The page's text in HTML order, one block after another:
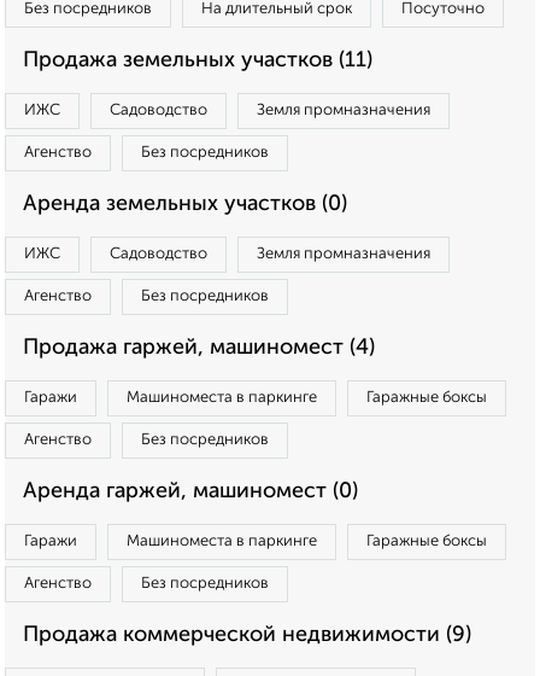
Без посредников На длительный срок Посуточно
Продажа земельных участков (11)
ИЖС Садоводство Земля промназначения
Агенство Без посредников
Аренда земельных участков (0)
ИЖС Садоводство Земля промназначения
Агенство Без посредников
Продажа гаржей, машиномест (4)
Гаражи Машиноместа в паркинге Гаражные боксы
Агенство Без посредников
Аренда гаржей, машиномест (0)
Гаражи Машиноместа в паркинге Гаражные боксы
Агенство Без посредников
Продажа коммерческой недвижимости (9)